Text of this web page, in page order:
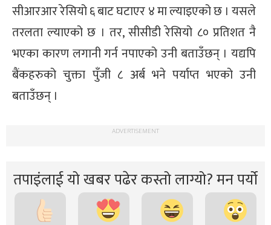
सीआरआर रेसियो ६ बाट घटाएर ४ मा ल्याइएको छ । यसले
तरलता ल्याएको छ । तर, सीसीडी रेसियो ८० प्रतिशत नै
भएका कारण लगानी गर्न नपाएको उनी बताउँछन् । यद्यपि
बैंकहरुको चुक्ता पुँजी ८ अर्ब भने पर्याप्त भएको उनी
बताउँछन् ।
ADVERTISEMENT
तपाइंलाई यो खबर पढेर कस्तो लाग्यो? मन पर्यो